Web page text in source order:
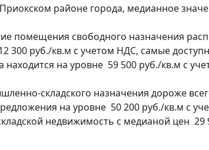
районе города, медианное
помещения свободного назначения
300 руб./кв.м с учетом НДС, самые
находится на уровне 59 500 руб./кв.м с
складского назначения дороже
на уровне 50 200 руб./кв.м с
недвижимость с медианой цен 29